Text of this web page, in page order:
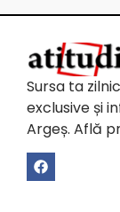
Sursa ta
exclusive și
Argeș. Află